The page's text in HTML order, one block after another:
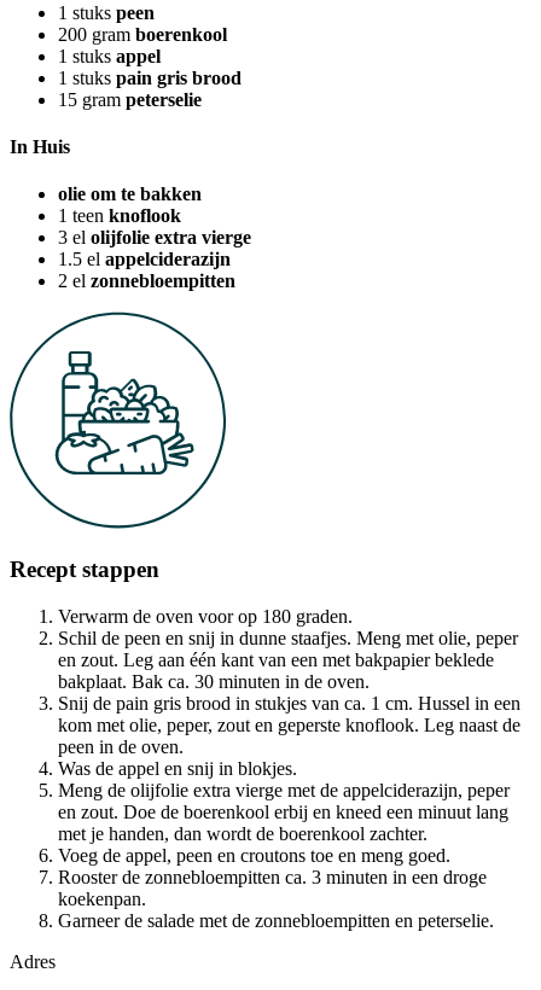
1 stuks peen
200 gram boerenkool
1 stuks appel
1 stuks pain gris brood
15 gram peterselie
In Huis
olie om te bakken
1 teen knoflook
3 el olijfolie extra vierge
1.5 el appelciderazijn
2 el zonnebloempitten
Recept stappen
Verwarm de oven voor op 180 graden.
Schil de peen en snij in dunne staafjes. Meng met olie, peper
en zout. Leg aan één kant van een met bakpapier beklede
bakplaat. Bak ca. 30 minuten in de oven.
Snij de pain gris brood in stukjes van ca. 1 cm. Hussel in een
kom met olie, peper, zout en geperste knoflook. Leg naast de
peen in de oven.
Was de appel en snij in blokjes.
Meng de olijfolie extra vierge met de appelciderazijn, peper
en zout. Doe de boerenkool erbij en kneed een minuut lang
met je handen, dan wordt de boerenkool zachter.
Voeg de appel, peen en croutons toe en meng goed.
Rooster de zonnebloempitten ca. 3 minuten in een droge
koekenpan.
Garneer de salade met de zonnebloempitten en peterselie.
Adres